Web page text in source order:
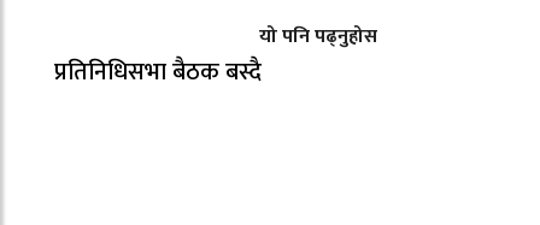
यो पनि पढ्नुहोस
प्रतिनिधिसभा बैठक बस्दै